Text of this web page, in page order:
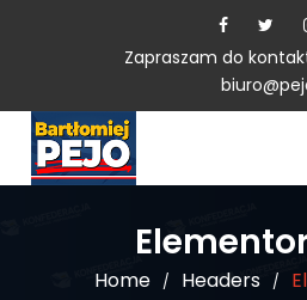
Zapraszam do
Home / Headers /